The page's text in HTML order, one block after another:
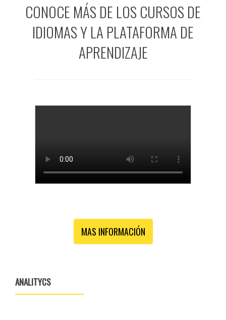
CONOCE MÁS DE LOS CURSOS DE
IDIOMAS Y LA PLATAFORMA DE
APRENDIZAJE
MAS INFORMACIÓN
ANALITYCS